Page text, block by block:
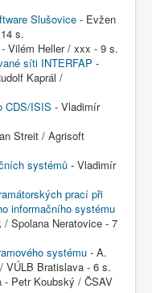
Slušovice - Evžen
s.
- Vilém Heller / xxx - 9 s.
síti INTERFAP -
Kaprál /
CDS/ISIS - Vladimír
Streit / Agrisoft
systémů - Vladimír
prací při
informačního systému
Spolana Neratovice - 7
systému - A.
VÚLB Bratislava - 6 s.
- Petr Koubský / ČSAV